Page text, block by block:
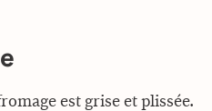
est grise et plissée.